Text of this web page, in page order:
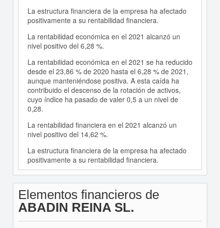
La estructura financiera de la empresa ha afectado
positivamente a su rentabilidad financiera.
La rentabilidad económica en el 2021 alcanzó un
nivel positivo del 6,28 %.
La rentabilidad económica en el 2021 se ha reducido
desde el 23,86 % de 2020 hasta el 6,28 % de 2021,
aunque manteniéndose positiva. A esta caída ha
contribuido el descenso de la rotación de activos,
cuyo índice ha pasado de valer 0,5 a un nivel de
0,28.
La rentabilidad financiera en el 2021 alcanzó un
nivel positivo del 14,62 %.
La estructura financiera de la empresa ha afectado
positivamente a su rentabilidad financiera.
Elementos financieros de
ABADIN REINA SL.